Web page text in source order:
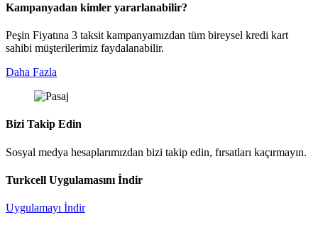
Kampanyadan kimler yararlanabilir?
Peşin Fiyatına 3 taksit kampanyamızdan tüm bireysel kredi kart
sahibi müşterilerimiz faydalanabilir.​
Daha Fazla
Bizi Takip Edin
Sosyal medya hesaplarımızdan bizi takip edin, fırsatları kaçırmayın.
Turkcell Uygulamasını İndir
Uygulamayı İndir